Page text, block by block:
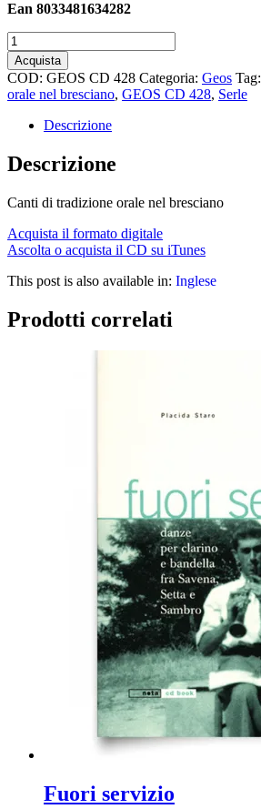
Ean 8033481634282
Serle
quantità
Acquista
COD: GEOS CD 428 Categoria: Geos Tag:
orale nel bresciano, GEOS CD 428, Serle
Descrizione
Descrizione
Canti di tradizione orale nel bresciano
Acquista il formato digitale
Ascolta o acquista il CD su iTunes
This post is also available in: Inglese
Prodotti correlati
Fuori servizio